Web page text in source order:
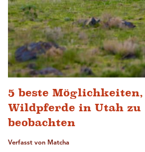
5 beste Möglichkeiten,
Wildpferde in Utah zu
beobachten
Verfasst von Matcha